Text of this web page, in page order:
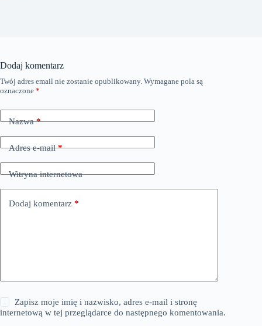
Dodaj komentarz
Twój adres email nie zostanie opublikowany. Wymagane pola są
oznaczone *
Nazwa*
Adres e-mail*
Witryna internetowa
Dodaj komentarz *
Zapisz moje imię i nazwisko, adres e-mail i stronę
internetową w tej przeglądarce do następnego komentowania.